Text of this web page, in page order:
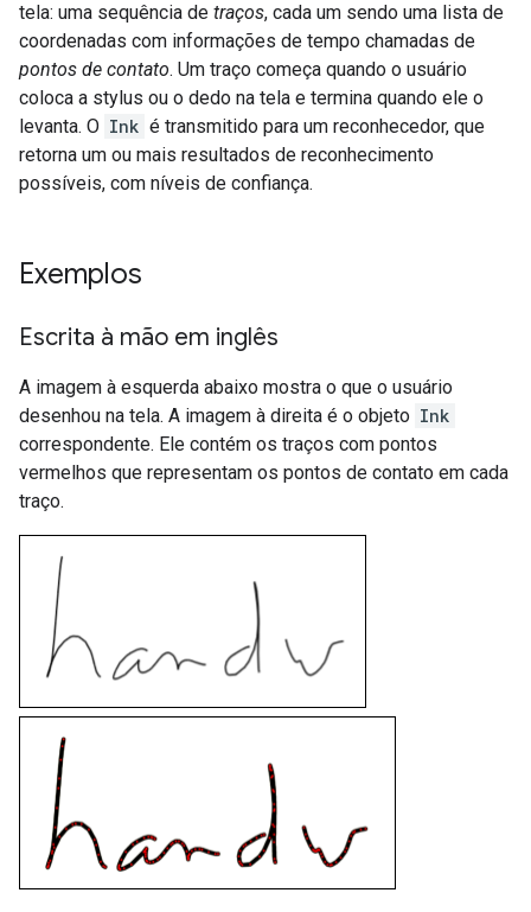
tela: uma sequência de traços, cada um sendo uma lista de
coordenadas com informações de tempo chamadas de
pontos de contato. Um traço começa quando o usuário
coloca a stylus ou o dedo na tela e termina quando ele o
levanta. O Ink é transmitido para um reconhecedor, que
retorna um ou mais resultados de reconhecimento
possíveis, com níveis de confiança.
Exemplos
Escrita à mão em inglês
A imagem à esquerda abaixo mostra o que o usuário
desenhou na tela. A imagem à direita é o objeto Ink
correspondente. Ele contém os traços com pontos
vermelhos que representam os pontos de contato em cada
traço.